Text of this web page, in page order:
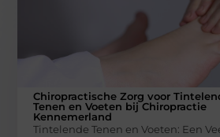
Chiropractische Zorg voor
Tenen en Voeten bij Chiropractie
Kennemerland
Tintelende Tenen en Voeten: Een